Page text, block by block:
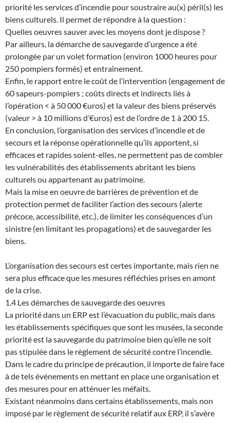
priorité les services d’incendie pour soustraire au(x) péril(s) les
biens culturels. Il permet de répondre à la question :
Quelles oeuvres sauver avec les moyens dont je dispose ?
Par ailleurs, la démarche de sauvegarde d’urgence a été
prolongée par un volet formation (environ 1000 heures pour
250 pompiers formés) et entraînement.
Enfin, le rapport entre le coût de l’intervention (engagement de
60 sapeurs-pompiers ; coûts directs et indirects liés à
l’opération < à 50 000 €uros) et la valeur des biens préservés
(valeur > à 10 millions d’€uros) est de l’ordre de 1 à 200 15.
En conclusion, l’organisation des services d’incendie et de
secours et la réponse opérationnelle qu’ils apportent, si
efficaces et rapides soient-elles, ne permettent pas de combler
les vulnérabilités des établissements abritant les biens
culturels ou appartenant au patrimoine.
Mais la mise en oeuvre de barrières de prévention et de
protection permet de faciliter l’action des secours (alerte
précoce, accessibilité, etc.), de limiter les conséquences d’un
sinistre (en limitant les propagations) et de sauvegarder les
biens.
L’organisation des secours est certes importante, mais rien ne
sera plus efficace que les mesures réfléchies prises en amont
de la crise.
1.4 Les démarches de sauvegarde des oeuvres
La priorité dans un ERP est l’évacuation du public, mais dans
les établissements spécifiques que sont les musées, la seconde
priorité est la sauvegarde du patrimoine bien qu’elle ne soit
pas stipulée dans le règlement de sécurité contre l’incendie.
Dans le cadre du principe de précaution, il importe de faire face
à de tels événements en mettant en place une organisation et
des mesures pour en atténuer les méfaits.
Existant néanmoins dans certains établissements, mais non
imposé par le règlement de sécurité relatif aux ERP, il s’avère